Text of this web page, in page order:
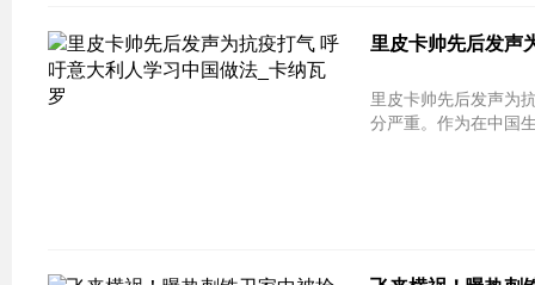
里皮卡帅先后发声
里皮卡帅先后发声为
分严重。作为在中国